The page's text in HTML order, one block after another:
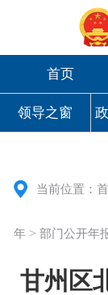
首页
领导之窗
当前位置：
年 >部门公开年
甘州区